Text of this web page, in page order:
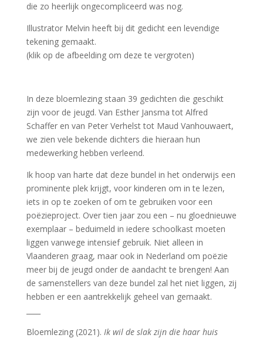
die zo heerlijk ongecompliceerd was nog.
Illustrator Melvin heeft bij dit gedicht een levendige
tekening gemaakt.
(klik op de afbeelding om deze te vergroten)
In deze bloemlezing staan 39 gedichten die geschikt
zijn voor de jeugd. Van Esther Jansma tot Alfred
Schaffer en van Peter Verhelst tot Maud Vanhouwaert,
we zien vele bekende dichters die hieraan hun
medewerking hebben verleend.
Ik hoop van harte dat deze bundel in het onderwijs een
prominente plek krijgt, voor kinderen om in te lezen,
iets in op te zoeken of om te gebruiken voor een
poëzieproject. Over tien jaar zou een – nu gloednieuwe
exemplaar – beduimeld in iedere schoolkast moeten
liggen vanwege intensief gebruik. Niet alleen in
Vlaanderen graag, maar ook in Nederland om poëzie
meer bij de jeugd onder de aandacht te brengen! Aan
de samenstellers van deze bundel zal het niet liggen, zij
hebben er een aantrekkelijk geheel van gemaakt.
Bloemlezing (2021). Ik wil de slak zijn die haar huis